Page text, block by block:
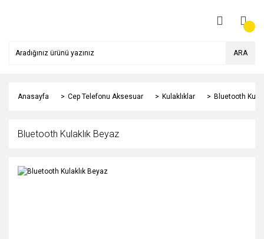
ARA
Anasayfa Cep Telefonu Aksesuar Kulaklıklar Bluetooth
Bluetooth Kulaklık Beyaz